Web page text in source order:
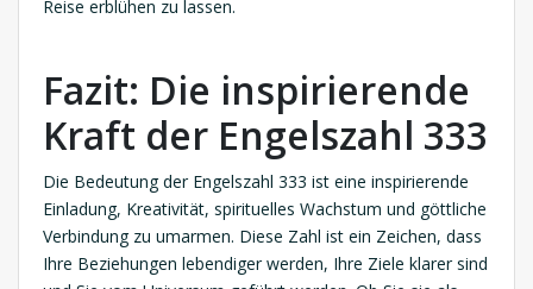
Reise erblühen zu lassen.
Fazit: Die inspirierende
Kraft der Engelszahl 333
Die Bedeutung der Engelszahl 333 ist eine inspirierende
Einladung, Kreativität, spirituelles Wachstum und göttliche
Verbindung zu umarmen. Diese Zahl ist ein Zeichen, dass
Ihre Beziehungen lebendiger werden, Ihre Ziele klarer sind